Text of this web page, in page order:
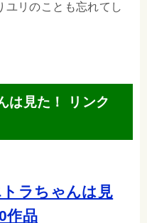
ユリのことも忘れてし
は見た！ リンク
ラちゃんは見
作品